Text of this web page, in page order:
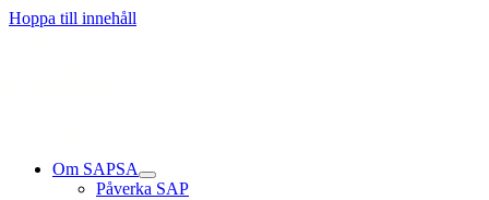
Hoppa till innehåll
Om SAPSA
Påverka SAP